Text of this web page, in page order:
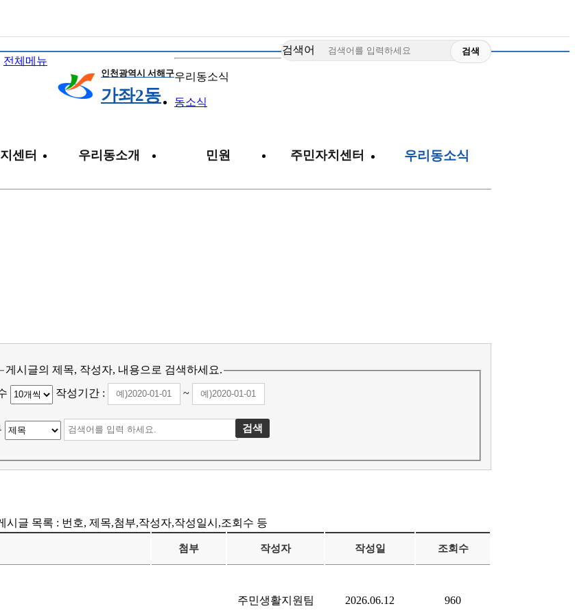
전체메뉴
검색어
인천광역시 서해구
가좌2동
센터 우리동소개 민원 주민자치센터 우리동소식
우리동소식
동소식
게시글의 제목, 작성자, 내용으로 검색하세요.
작성기간 : ~
시글 목록 : 번호, 제목,첨부,작성자,작성일시,조회수 등
첨부 작성자 작성일 조회수
주민생활지원팀 2026.06.12 960